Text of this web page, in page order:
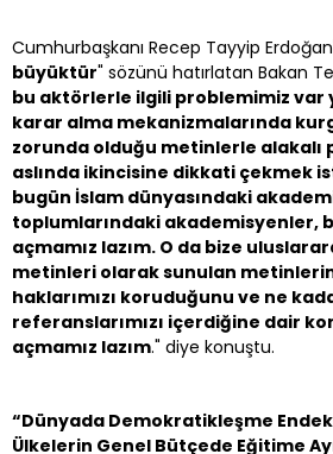
Cumhurbaşkanı Recep Tayyip
büyüktür" sözünü hatırlatan Bakan
bu aktörlerle ilgili problemimiz var
karar alma mekanizmalarında
zorunda olduğu metinlerle alakalı
aslında ikincisine dikkati çekmek
bugün İslam dünyasındaki
toplumlarındaki akademisyenler,
açmamız lazım. O da bize
metinleri olarak sunulan
haklarımızı koruduğunu ve ne
referanslarımızı içerdiğine dair
açmamız lazım." diye konuştu.
“Dünyada Demokratikleşme
Ülkelerin Genel Bütçede Eğitime